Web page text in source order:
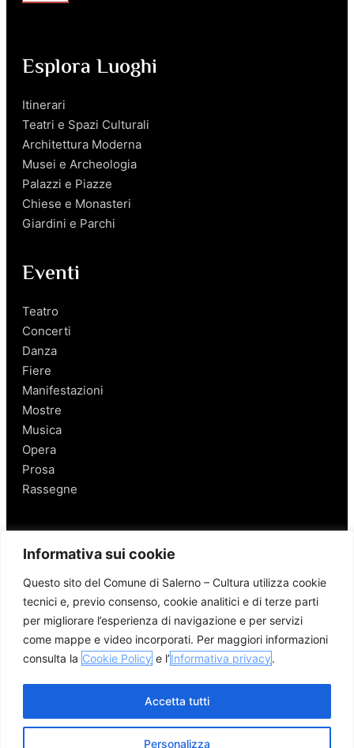
Informativa sui cookie
Questo sito del Comune di Salerno – Cultura utilizza cookie
tecnici e, previo consenso, cookie analitici e di terze parti
per migliorare l’esperienza di navigazione e per servizi
come mappe e video incorporati. Per maggiori informazioni
consulta la Cookie Policy e l’Informativa privacy.
Personalizza
Accetta tutti
Esplora Luoghi
Itinerari
Teatri e Spazi Culturali
Architettura Moderna
Musei e Archeologia
Palazzi e Piazze
Chiese e Monasteri
Giardini e Parchi
Eventi
Teatro
Concerti
Danza
Fiere
Manifestazioni
Mostre
Musica
Opera
Prosa
Rassegne
Salerno
Personaggi
Enogastronomia
Mobilità a Salerno
Luoghi nei Dintorni
Link utili